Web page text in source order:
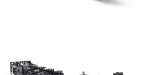
Volvo B8R LE Doble piso